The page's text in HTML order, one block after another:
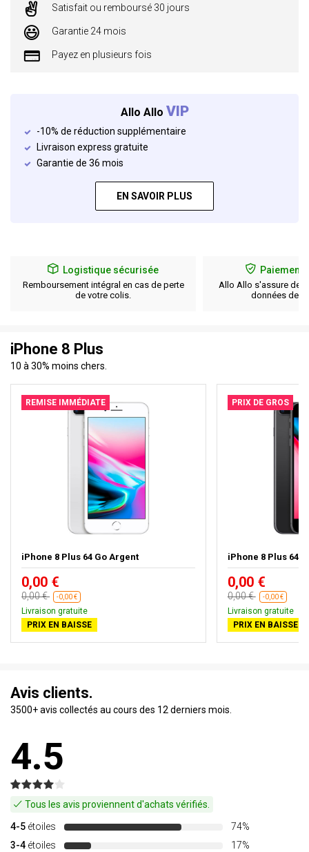
Satisfait ou remboursé 30 jours
Garantie 24 mois
Payez en plusieurs fois
Allo Allo VIP
-10% de réduction supplémentaire
Livraison express gratuite
Garantie de 36 mois
EN SAVOIR PLUS
Logistique sécurisée
Remboursement intégral en cas de perte
de votre colis.
Paiement
Allo Allo s'assure de
données de
iPhone 8 Plus
10 à 30% moins chers.
REMISE IMMÉDIATE
iPhone 8 Plus 64 Go Argent
0,00 €
0,00 € -0,00 €
Livraison gratuite
PRIX EN BAISSE
PRIX DE GROS
iPhone 8 Plus 64
0,00 €
0,00 € -0,00 €
Livraison gratuite
PRIX EN BAISSE
Avis clients.
3500+ avis collectés au cours des 12 derniers mois.
4.5
Tous les avis proviennent d'achats vérifiés.
4-5 étoiles
74%
3-4 étoiles
17%